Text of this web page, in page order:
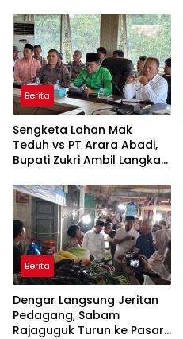
Jaringan Pembalak Liar
Berita
Sengketa Lahan Mak
Teduh vs PT Arara Abadi,
Bupati Zukri Ambil Langkah
Berita
Dengar Langsung Jeritan
Pedagang, Sabam
Rajaguguk Turun ke Pasar